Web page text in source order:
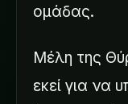
ομάδας.
Μέλη της
εκεί για να